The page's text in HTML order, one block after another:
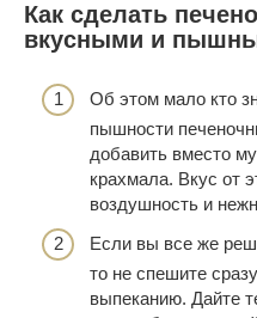
Как сделать
вкусными и
Об этом мало кто
пышности
добавить вместо
крахмала. Вкус от
воздушность и
Если вы все же
то не спешите
выпеканию. Дайте